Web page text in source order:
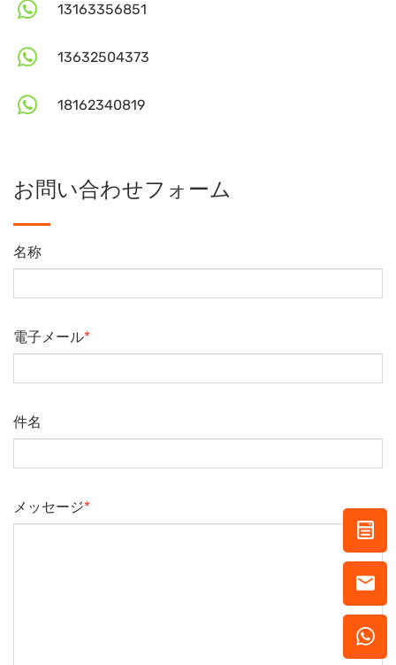
13163356851
13632504373
18162340819
お問い合わせフォーム
名称
電子メール*
件名
メッセージ*